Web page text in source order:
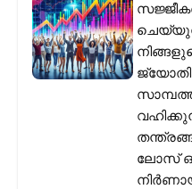
ലോസ്